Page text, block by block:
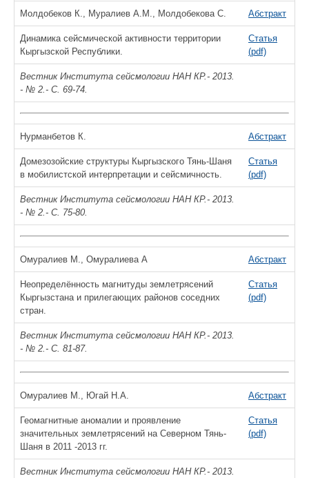
Молдобеков К., Муралиев А.М., Молдобекова С. Абстракт
Динамика сейсмической активности территории
Кыргызской Республики.
Статья
(pdf)
Вестник Института сейсмологии НАН КР.- 2013.
- № 2.- С. 69-74.
Нурманбетов К. Абстракт
Домезозойские структуры Кыргызского Тянь-Шаня
в мобилистской интерпретации и сейсмичность.
Статья
(pdf)
Вестник Института сейсмологии НАН КР.- 2013.
- № 2.- С. 75-80.
Омуралиев М., Омуралиева А Абстракт
Неопределённость магнитуды землетрясений
Кыргызстана и прилегающих районов соседних
стран.
Статья
(pdf)
Вестник Института сейсмологии НАН КР.- 2013.
- № 2.- С. 81-87.
Омуралиев М., Югай Н.А. Абстракт
Геомагнитные аномалии и проявление
значительных землетрясений на Северном Тянь-
Шаня в 2011 -2013 гг.
Статья
(pdf)
Вестник Института сейсмологии НАН КР.- 2013.